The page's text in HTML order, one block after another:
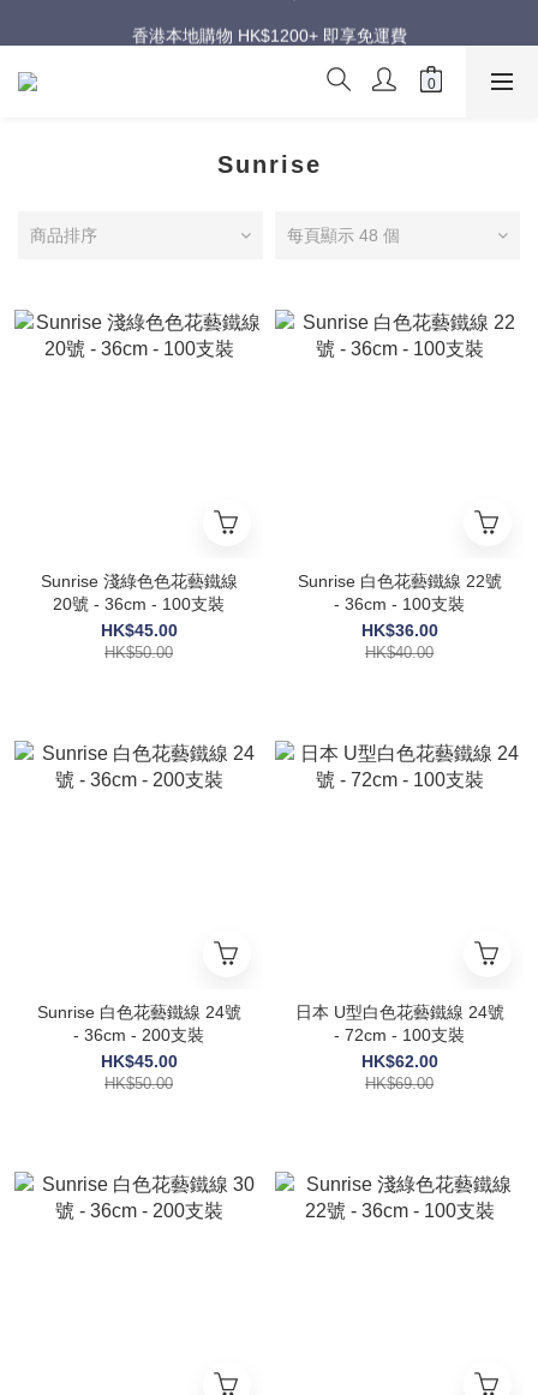
週年慶超級優惠｜低至五折
香港本地購物 HK$1200+ 即享免運費
週年慶超級優惠｜低至五折
Sunrise
商品排序 每頁顯示 48 個
Sunrise 淺綠色色花藝鐵線
20號 - 36cm - 100支裝
HK$45.00
HK$50.00
Sunrise 白色花藝鐵線 22號
- 36cm - 100支裝
HK$36.00
HK$40.00
Sunrise 白色花藝鐵線 24號
- 36cm - 200支裝
HK$45.00
HK$50.00
日本 U型白色花藝鐵線 24號
- 72cm - 100支裝
HK$62.00
HK$69.00